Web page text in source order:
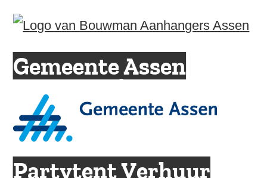
Gemeente Assen
Partytent Verhuur